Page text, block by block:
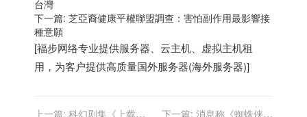
台灣
下一篇: 芝亞裔健康平權聯盟調查：害怕副作用最影響接
種意願
[福步网络专业提供服务器 云主机 虚拟主机租
用，为客户提供高质量国外服务器(海外服务器)]
上一篇: 科幻剧集《上载新 下一篇: 消息称《蜘蛛侠：